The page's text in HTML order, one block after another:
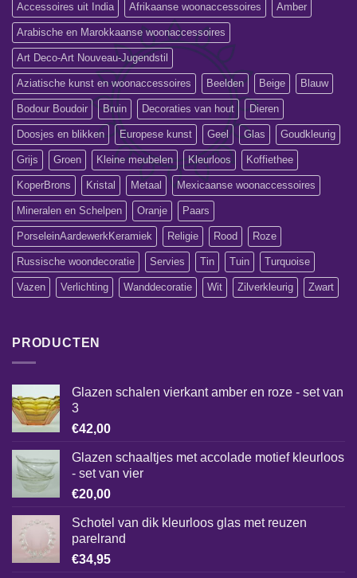
Accessoires uit India Afrikaanse woonaccessoires Amber
Arabische en Marokkaanse woonaccessoires
Art Deco-Art Nouveau-Jugendstil
Aziatische kunst en woonaccessoires Beelden Beige Blauw
Bodour Boudoir Bruin Decoraties van hout Dieren
Doosjes en blikken Europese kunst Geel Glas Goudkleurig
Grijs Groen Kleine meubelen Kleurloos Koffiethee
KoperBrons Kristal Metaal Mexicaanse woonaccessoires
Mineralen en Schelpen Oranje Paars
PorseleinAardewerkKeramiek Religie Rood Roze
Russische woondecoratie Servies Tin Tuin Turquoise
Vazen Verlichting Wanddecoratie Wit Zilverkleurig Zwart
PRODUCTEN
Glazen schalen vierkant amber en roze - set van
3
€42,00
Glazen schaaltjes met accolade motief kleurloos
- set van vier
€20,00
Schotel van dik kleurloos glas met reuzen
parelrand
€34,95